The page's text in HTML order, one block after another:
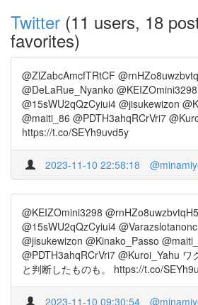
Twitter (11 users, 18
favorites)
@ZlZabcAmcfTRtCF
@DeLaRue_Nyanko
@15sWU2qQzCyiui4 @jisukewizon
@maiti_86 @PDTH3ahqRCrVri7
https://t.co/SEYh9uvd5y
2023-11-10 22:58:18
@KEIZOmini3298
@15sWU2qQzCyiui4
@jisukewizon @Kinako_Passo
@PDTH3ahqRCrVri7 @Kuroi_Yahu ワ
と判断したものも。 https://t.co/
2023-11-10 09:30:54